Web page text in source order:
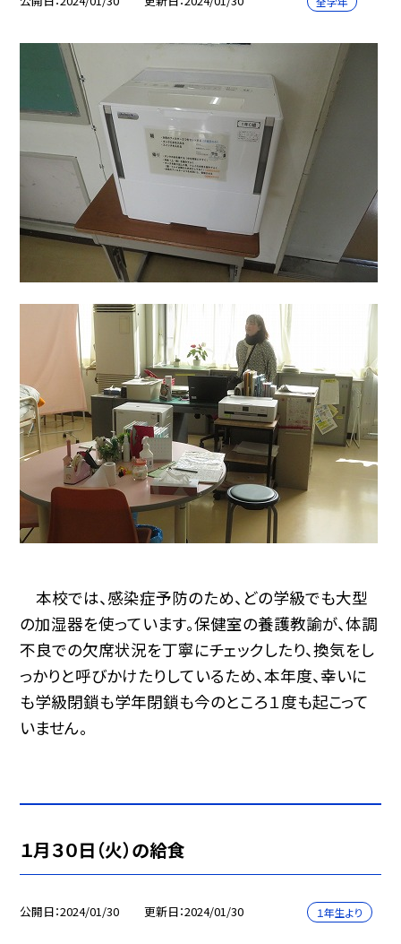
本校では、感染症予防のため、どの学級でも大型
の加湿器を使っています。保健室の養護教諭が、体調
不良での欠席状況を丁寧にチェックしたり、換気をし
っかりと呼びかけたりしているため、本年度、幸いに
も学級閉鎖も学年閉鎖も今のところ１度も起こって
いません。
１月３０日（火）の給食
公開日 2024/01/30 更新日 2024/01/30 １年生より